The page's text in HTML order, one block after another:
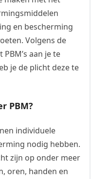
en bescherming
Volgens de
aan je te
je de plicht deze te
PBM?
individuele
nodig hebben.
zijn op onder meer
oren, handen en